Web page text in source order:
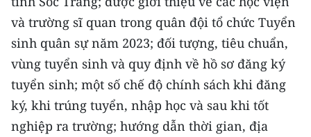
CHƯƠNG TRÌNH OCOP - MỖI XÃ
MỘT SẢN PHẨM
RADIO
MEDIA CENTER
và trường sĩ quan trong quân đội tổ chức Tuyển
sinh quân sự năm 2023; đối tượng, tiêu chuẩn,
vùng tuyển sinh và quy định về hồ sơ đăng ký
tuyển sinh; một số chế độ chính sách khi đăng
ký, khi trúng tuyển, nhập học và sau khi tốt
nghiệp ra trường; hướng dẫn thời gian, địa